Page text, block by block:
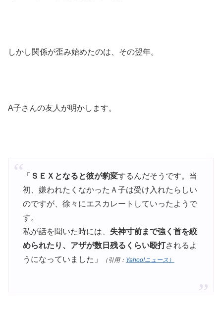
しかし関係が歪み始めたのは、その翌年。
A子さんの友人が明かします。
「 ＳＥＸとなると彼が豹変するんだそうです。当
初、嫌われたくなかったＡ子は受け入れたらしい
のですが、徐々にエスカレートしていったようで
す。
私が話を聞いた時には、 失神寸前まで強く首を絞
められたり、アザが数日残るくらい殴打されるよ
うになっていました」
（引用： Yahoo!ニュース）